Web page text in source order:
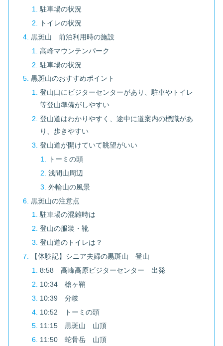
駐車場の状況
トイレの状況
黒斑山 前泊利用時の施設
高峰マウンテンパーク
駐車場の状況
黒斑山のおすすめポイント
登山口にビジターセンターがあり、駐車やトイレ
等登山準備がしやすい
登山道はわかりやすく、途中に道案内の標識があ
り、歩きやすい
登山道が開けていて眺望がいい
トーミの頭
浅間山周辺
外輪山の風景
黒斑山の注意点
駐車場の混雑時は
登山の服装・靴
登山道のトイレは？
【体験記】シニア夫婦の黒斑山 登山
8:58 高峰高原ビジターセンター 出発
10:34 槍ヶ鞘
10:39 分岐
10:52 トーミの頭
11:15 黒斑山 山頂
11:50 蛇骨岳 山頂